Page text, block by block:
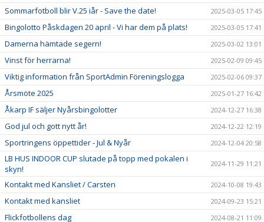
Sommarfotboll blir V.25 iår - Save the date! 2025-03-05 17:45
Bingolotto Påskdagen 20 april - Vi har dem på plats! 2025-03-05 17:41
Damerna hämtade segern! 2025-03-02 13:01
Vinst för herrarna! 2025-02-09 09:45
Viktig information från SportAdmin Föreningslogga 2025-02-06 09:37
Årsmöte 2025 2025-01-27 16:42
Åkarp IF säljer Nyårsbingolotter 2024-12-27 16:38
God jul och gott nytt år! 2024-12-22 12:19
Sportringens öppettider - Jul & Nyår 2024-12-04 20:58
LB HUS INDOOR CUP slutade på topp med pokalen i
skyn!
2024-11-29 11:21
Kontakt med Kansliet / Carsten 2024-10-08 19:43
Kontakt med kansliet 2024-09-23 15:21
Flickfotbollens dag 2024-08-21 11:09